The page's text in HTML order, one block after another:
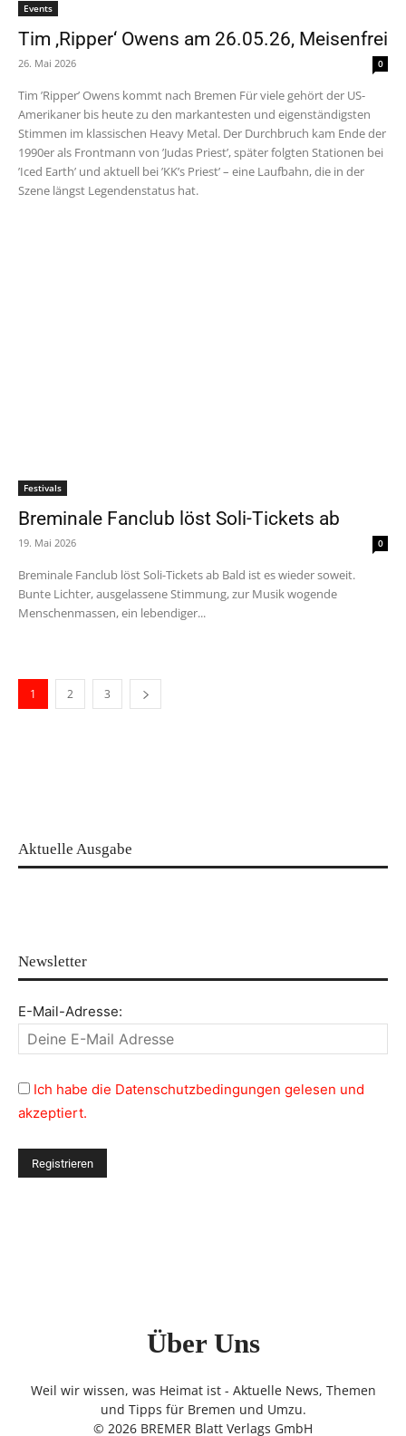
Events
Tim ‚Ripper‘ Owens am 26.05.26, Meisenfrei
26. Mai 2026 0
Tim ’Ripper’ Owens kommt nach Bremen Für viele gehört der US-
Amerikaner bis heute zu den markantesten und eigenständigsten
Stimmen im klassischen Heavy Metal. Der Durchbruch kam Ende der
1990er als Frontmann von ’Judas Priest’, später folgten Stationen bei
’Iced Earth’ und aktuell bei ’KK’s Priest’ – eine Laufbahn, die in der
Szene längst Legendenstatus hat.
Festivals
Breminale Fanclub löst Soli-Tickets ab
19. Mai 2026 0
Breminale Fanclub löst Soli-Tickets ab Bald ist es wieder soweit.
Bunte Lichter, ausgelassene Stimmung, zur Musik wogende
Menschenmassen, ein lebendiger...
1 2 3
Aktuelle Ausgabe
Newsletter
E-Mail-Adresse:
Ich habe die Datenschutzbedingungen gelesen und
akzeptiert.
Über Uns
Weil wir wissen, was Heimat ist - Aktuelle News, Themen
und Tipps für Bremen und Umzu.
© 2026 BREMER Blatt Verlags GmbH